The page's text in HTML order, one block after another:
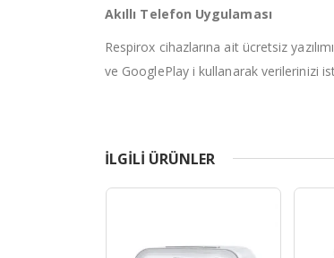
Akıllı Telefon Uygulaması
Respirox cihazlarına ait ücretsiz
ve GooglePlay i kullanarak verilerinizi
ILGILI ÜRÜNLER